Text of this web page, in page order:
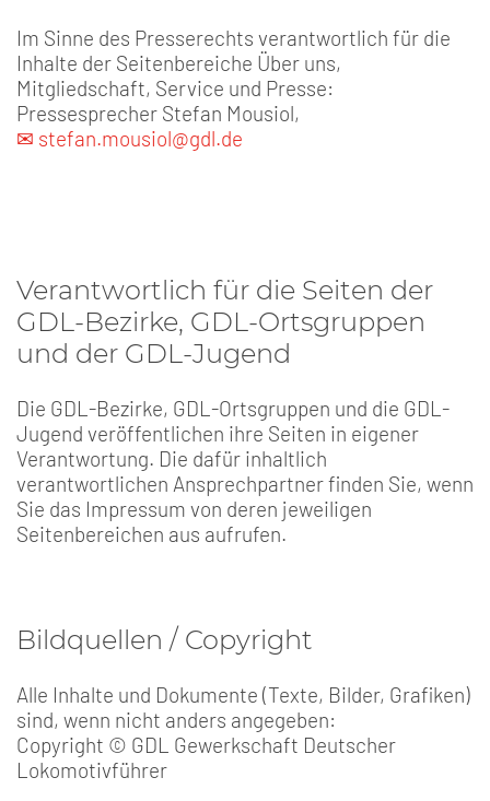
Im Sinne des Presserechts verantwortlich für die
Inhalte der Seitenbereiche Über uns,
Mitgliedschaft, Service und Presse:
Pressesprecher Stefan Mousiol,
✉ stefan.mousiol@gdl.de
Verantwortlich für die Seiten der
GDL-Bezirke, GDL-Ortsgruppen
und der GDL-Jugend
Die GDL-Bezirke, GDL-Ortsgruppen und die GDL-
Jugend veröffentlichen ihre Seiten in eigener
Verantwortung. Die dafür inhaltlich
verantwortlichen Ansprechpartner finden Sie, wenn
Sie das Impressum von deren jeweiligen
Seitenbereichen aus aufrufen.
Bildquellen / Copyright
Alle Inhalte und Dokumente (Texte, Bilder, Grafiken)
sind, wenn nicht anders angegeben:
Copyright © GDL Gewerkschaft Deutscher
Lokomotivführer